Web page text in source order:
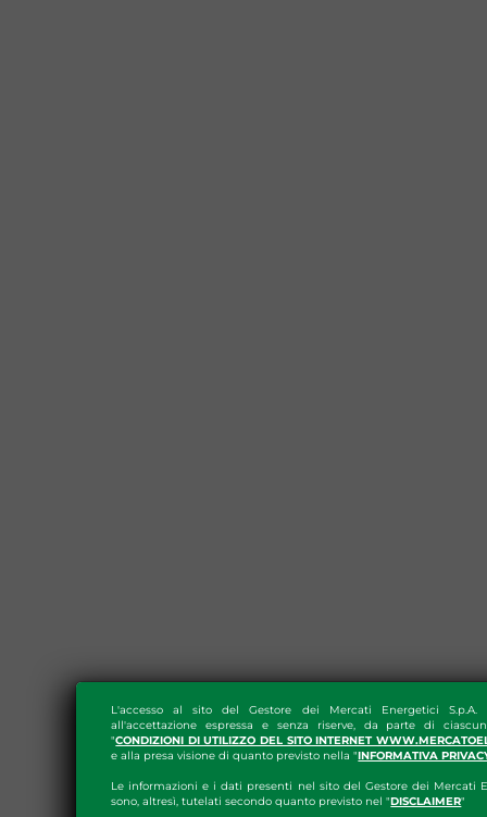
L'accesso al sito del Gestore dei Mercati Energetici S.p.A.
all'accettazione espressa e senza riserve, da parte di
"CONDIZIONI DI UTILIZZO DEL SITO INTERNET
e alla presa visione di quanto previsto nella "INFORMATIVA
Le informazioni e i dati presenti nel sito del Gestore dei Mercati
sono, altresì, tutelati secondo quanto previsto nel "DISCLAIMER"